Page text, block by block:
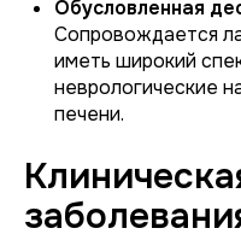
Обусловленная
Сопровождается
иметь широкий
неврологические
печени.